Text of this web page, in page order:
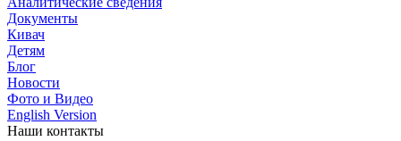
Документы
Кивач
Детям
Блог
Новости
Фото и Видео
English Version
Наши контакты